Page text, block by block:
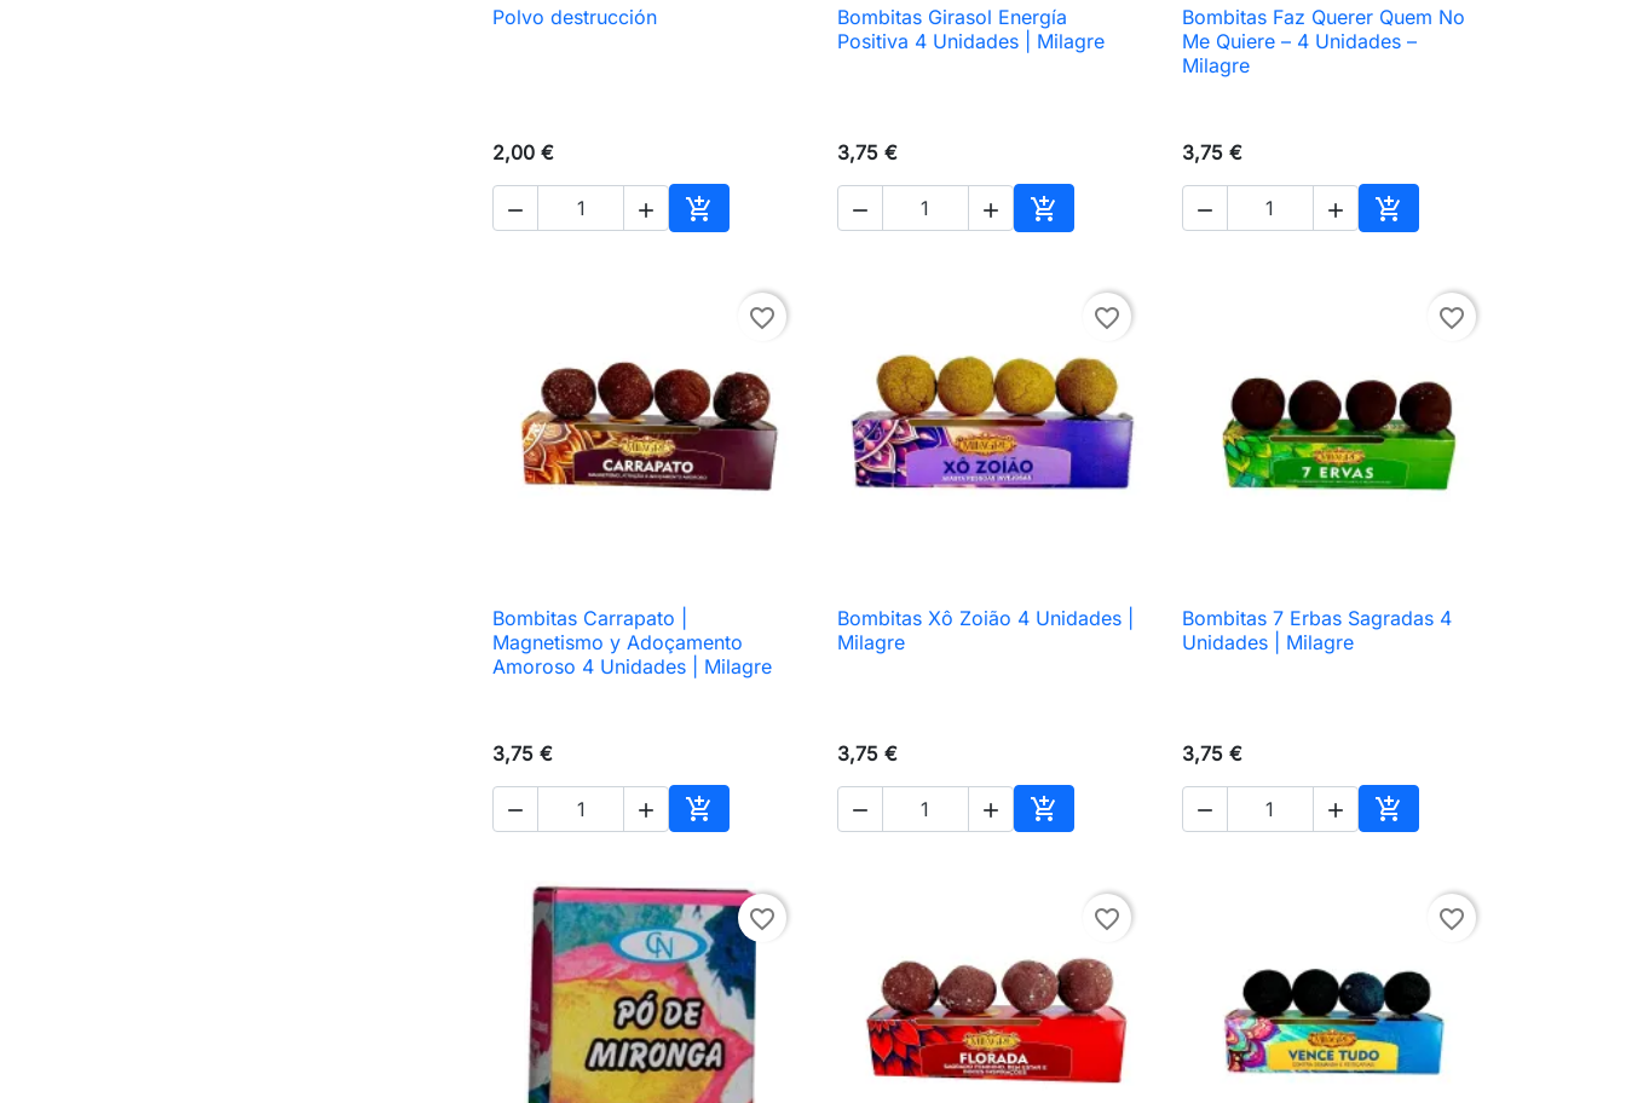
 Vista rápida
Polvo destrucción
2,00 €
  
Añadir al carrito
 Vista rápida
Bombitas Girasol Energía
Positiva 4 Unidades | Milagre
3,75 €
  
Añadir al carrito
 Vista rápida
Bombitas Faz Querer Quem No
Me Quiere – 4 Unidades –
Milagre
3,75 €
  
Añadir al carrito
favorite_border
 Vista rápida
Bombitas Carrapato |
Magnetismo y Adoçamento
Amoroso 4 Unidades | Milagre
3,75 €
  
Añadir al carrito
favorite_border
 Vista rápida
Bombitas Xô Zoião 4 Unidades |
Milagre
3,75 €
  
Añadir al carrito
favorite_border
 Vista rápida
Bombitas 7 Erbas Sagradas 4
Unidades | Milagre
3,75 €
  
Añadir al carrito
favorite_border favorite_border favorite_border